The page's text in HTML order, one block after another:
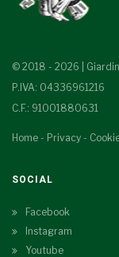
© 2018 - 2026 |
P.IVA: 04336961216
C.F.: 91001880631
Home - Privacy -
SOCIAL
Facebook
Instagram
Youtube